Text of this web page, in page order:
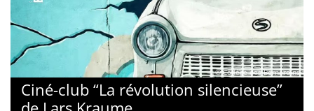
© Collège des Bernardins
Ciné-club “La révolution silencieuse”